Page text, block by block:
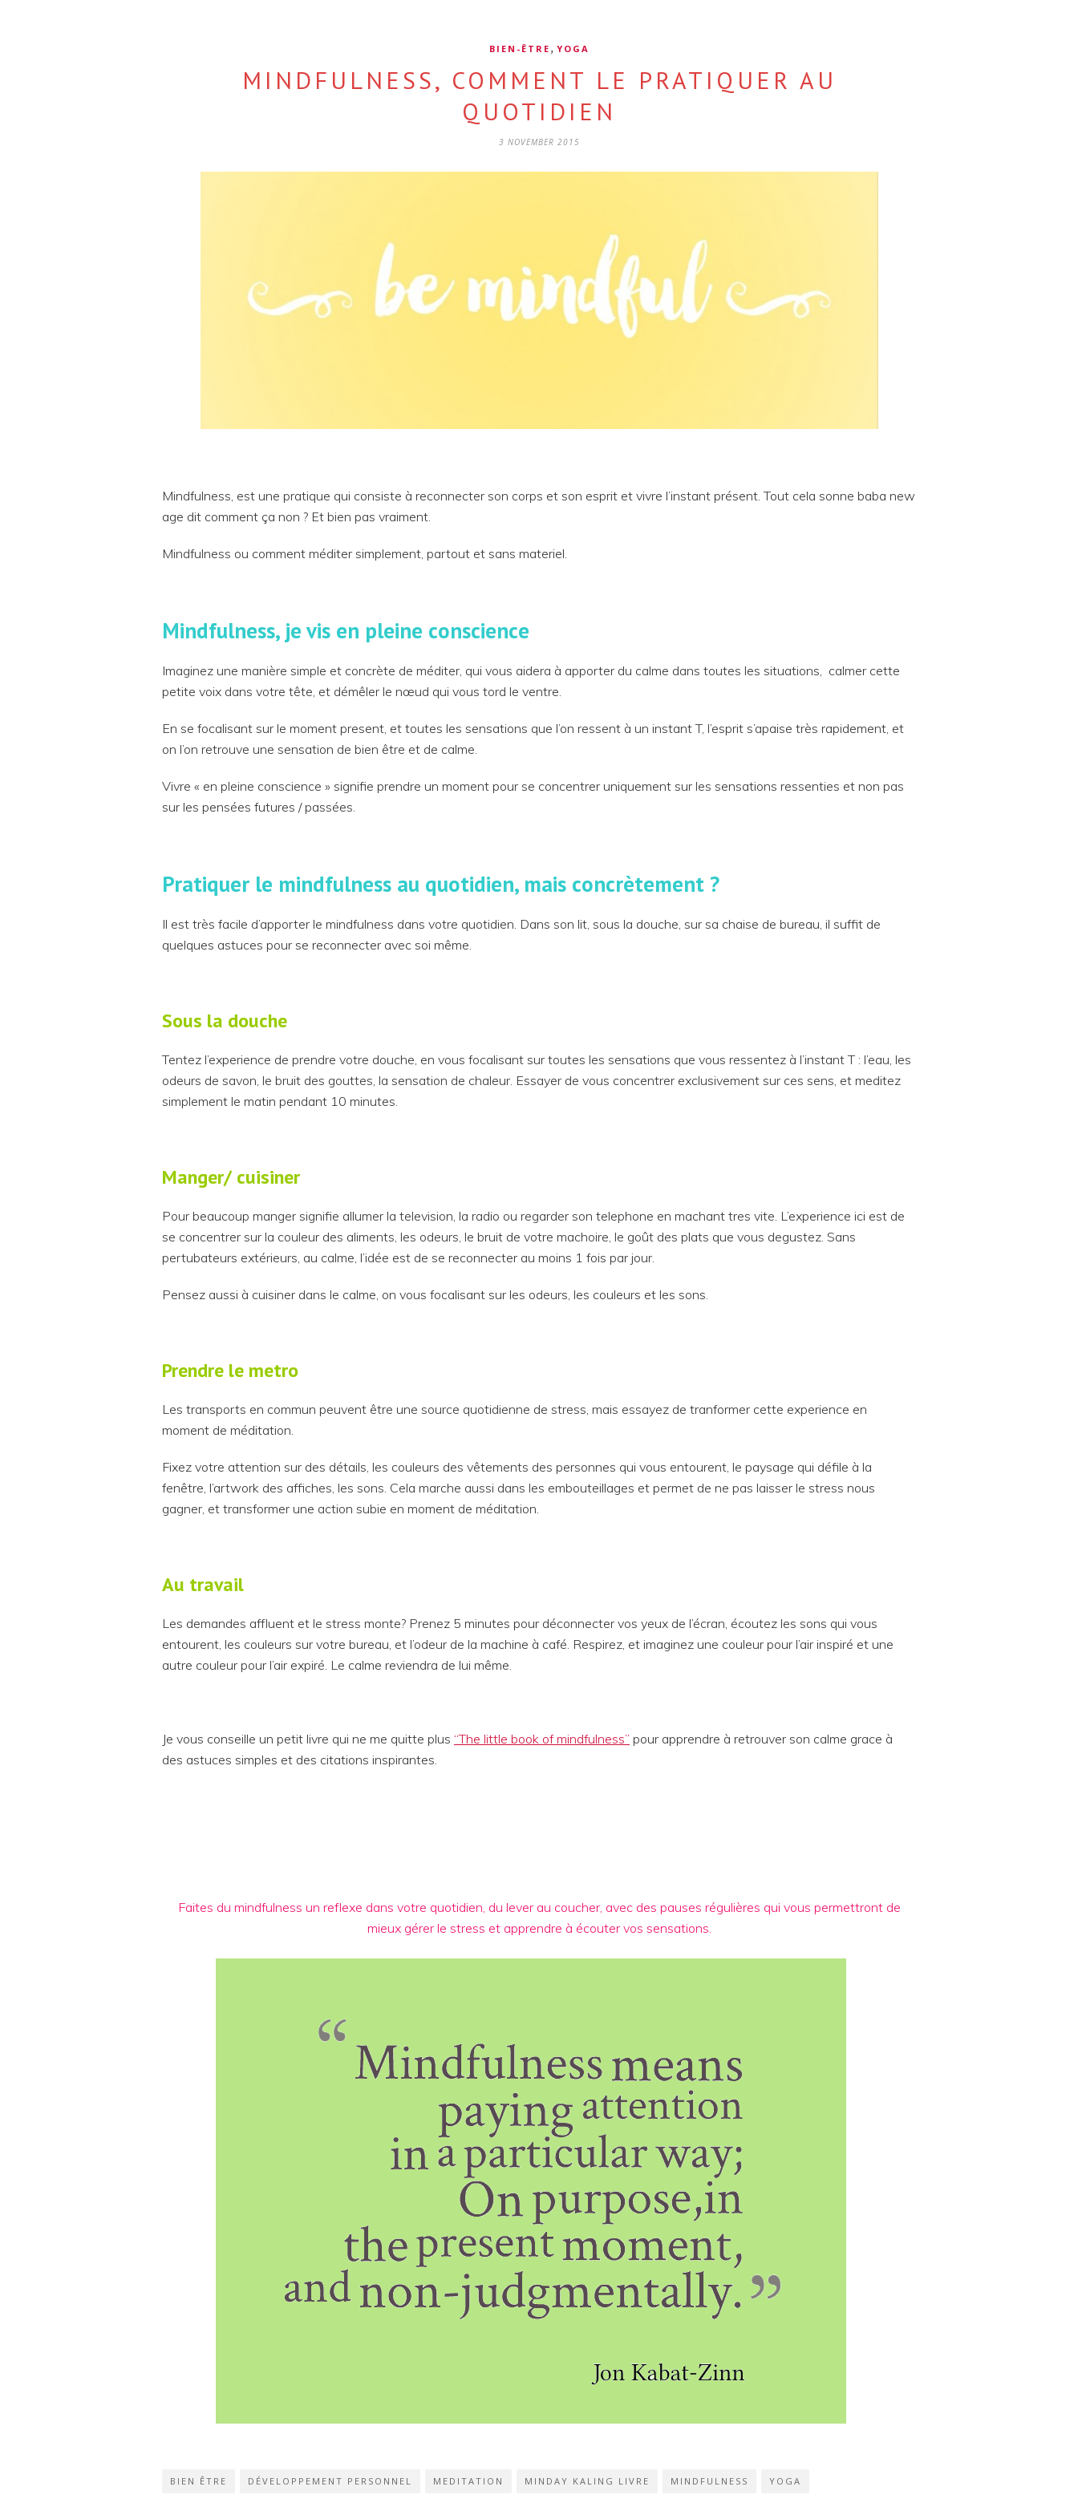
BIEN-ÊTRE , YOGA
MINDFULNESS, COMMENT LE PRATIQUER AU
QUOTIDIEN
3 NOVEMBER 2015
Mindfulness, est une pratique qui consiste à reconnecter son corps et son esprit et vivre l’instant présent. Tout cela sonne baba new
age dit comment ça non ? Et bien pas vraiment.
Mindfulness ou comment méditer simplement, partout et sans materiel.
Mindfulness, je vis en pleine conscience
Imaginez une manière simple et concrète de méditer, qui vous aidera à apporter du calme dans toutes les situations, calmer cette
petite voix dans votre tête, et démêler le nœud qui vous tord le ventre.
En se focalisant sur le moment present, et toutes les sensations que l’on ressent à un instant T, l’esprit s’apaise très rapidement, et
on l’on retrouve une sensation de bien être et de calme.
Vivre « en pleine conscience » signifie prendre un moment pour se concentrer uniquement sur les sensations ressenties et non pas
sur les pensées futures / passées.
Pratiquer le mindfulness au quotidien, mais concrètement ?
Il est très facile d’apporter le mindfulness dans votre quotidien. Dans son lit, sous la douche, sur sa chaise de bureau, il suffit de
quelques astuces pour se reconnecter avec soi même.
Sous la douche
Tentez l’experience de prendre votre douche, en vous focalisant sur toutes les sensations que vous ressentez à l’instant T : l’eau, les
odeurs de savon, le bruit des gouttes, la sensation de chaleur. Essayer de vous concentrer exclusivement sur ces sens, et meditez
simplement le matin pendant 10 minutes.
Manger/ cuisiner
Pour beaucoup manger signifie allumer la television, la radio ou regarder son telephone en machant tres vite. L’experience ici est de
se concentrer sur la couleur des aliments, les odeurs, le bruit de votre machoire, le goût des plats que vous degustez. Sans
pertubateurs extérieurs, au calme, l’idée est de se reconnecter au moins 1 fois par jour.
Pensez aussi à cuisiner dans le calme, on vous focalisant sur les odeurs, les couleurs et les sons.
Prendre le metro
Les transports en commun peuvent être une source quotidienne de stress, mais essayez de tranformer cette experience en
moment de méditation.
Fixez votre attention sur des détails, les couleurs des vêtements des personnes qui vous entourent, le paysage qui défile à la
fenêtre, l’artwork des affiches, les sons. Cela marche aussi dans les embouteillages et permet de ne pas laisser le stress nous
gagner, et transformer une action subie en moment de méditation.
Au travail
Les demandes affluent et le stress monte? Prenez 5 minutes pour déconnecter vos yeux de l’écran, écoutez les sons qui vous
entourent, les couleurs sur votre bureau, et l’odeur de la machine à café. Respirez, et imaginez une couleur pour l’air inspiré et une
autre couleur pour l’air expiré. Le calme reviendra de lui même.
Je vous conseille un petit livre qui ne me quitte plus “The little book of mindfulness” pour apprendre à retrouver son calme grace à
des astuces simples et des citations inspirantes.
Faites du mindfulness un reflexe dans votre quotidien, du lever au coucher, avec des pauses régulières qui vous permettront de
mieux gérer le stress et apprendre à écouter vos sensations.
BIEN ÊTRE DÉVELOPPEMENT PERSONNEL MEDITATION MINDAY KALING LIVRE MINDFULNESS YOGA